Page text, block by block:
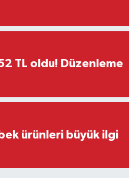
TL oldu! Düzenleme
ürünleri büyük ilgi